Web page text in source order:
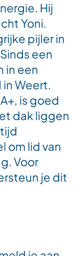
Hij
Yoni.
pijler in
een
in een
Weert.
is goed
dak liggen
om lid van
Voor
je dit